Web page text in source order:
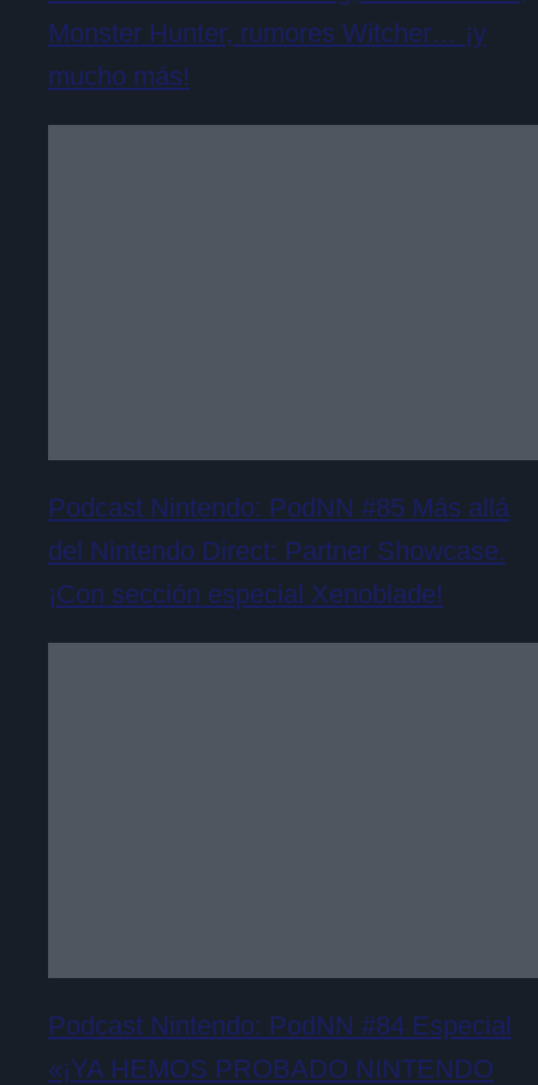
Monster Hunter, rumores Witcher… ¡y
mucho más!
Podcast Nintendo: PodNN #85 Más allá
del Nintendo Direct: Partner Showcase.
¡Con sección especial Xenoblade!
Podcast Nintendo: PodNN #84 Especial
«¡YA HEMOS PROBADO NINTENDO